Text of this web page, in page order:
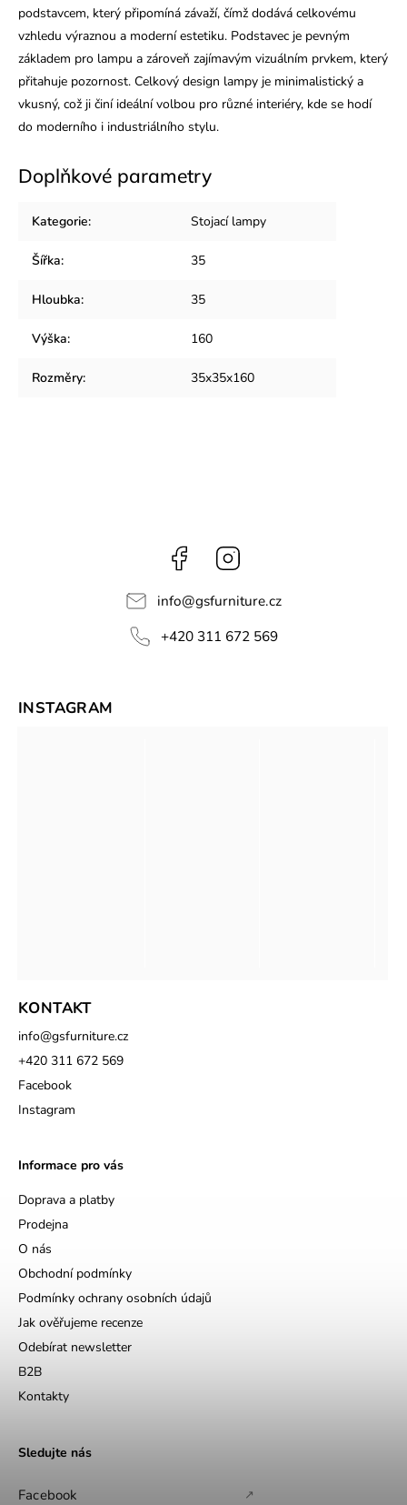
podstavcem, který připomíná závaží, čímž dodává celkovému
vzhledu výraznou a moderní estetiku. Podstavec je pevným
základem pro lampu a zároveň zajímavým vizuálním prvkem, který
přitahuje pozornost. Celkový design lampy je minimalistický a
vkusný, což ji činí ideální volbou pro různé interiéry, kde se hodí
do moderního i industriálního stylu.
Doplňkové parametry
Kategorie: Stojací lampy
Šířka: 35
Hloubka: 35
Výška: 160
Rozměry: 35x35x160
Facebook
info@gsfurniture.cz
+420 311 672 569
KONTAKT
info@gsfurniture.cz
+420 311 672 569
Facebook
Instagram
Informace pro vás
Doprava a platby
Prodejna
O nás
Obchodní podmínky
Podmínky ochrany osobních údajů
Jak ověřujeme recenze
Odebírat newsletter
B2B
Kontakty
INSTAGRAM
Sledujte nás
Facebook ↗